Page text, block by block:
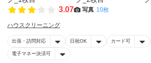
3.07 写真 10枚
ハウスクリーニング
出張・訪問対応 日祝OK カード可
電子マネー決済可